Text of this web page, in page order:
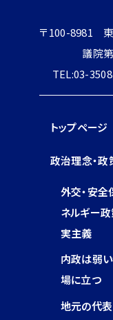
〒100-8981
議院
TEL:03-
トップページ
政治理念・政
外交・安全
ネルギー
実主義
内政は弱
場に立つ
地元の代